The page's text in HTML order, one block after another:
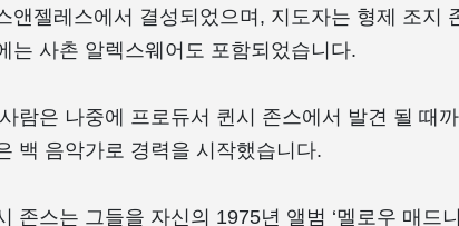
앤젤레스에서 결성되었으며, 지도자는 형제 조지
는 사촌 알렉스웨어도 포함되었습니다.
람은 나중에 프로듀서 퀸시 존스에서 발견 될 때
백 음악가로 경력을 시작했습니다.
존스는 그들을 자신의 1975년 앨범 ‘멜로우 매드